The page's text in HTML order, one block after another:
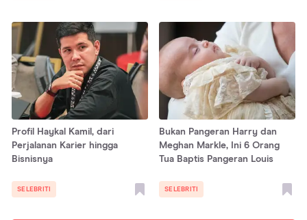
Profil Haykal Kamil, dari
Perjalanan Karier hingga
Bisnisnya
SELEBRITI
Bukan Pangeran Harry dan
Meghan Markle, Ini 6 Orang
Tua Baptis Pangeran Louis
SELEBRITI